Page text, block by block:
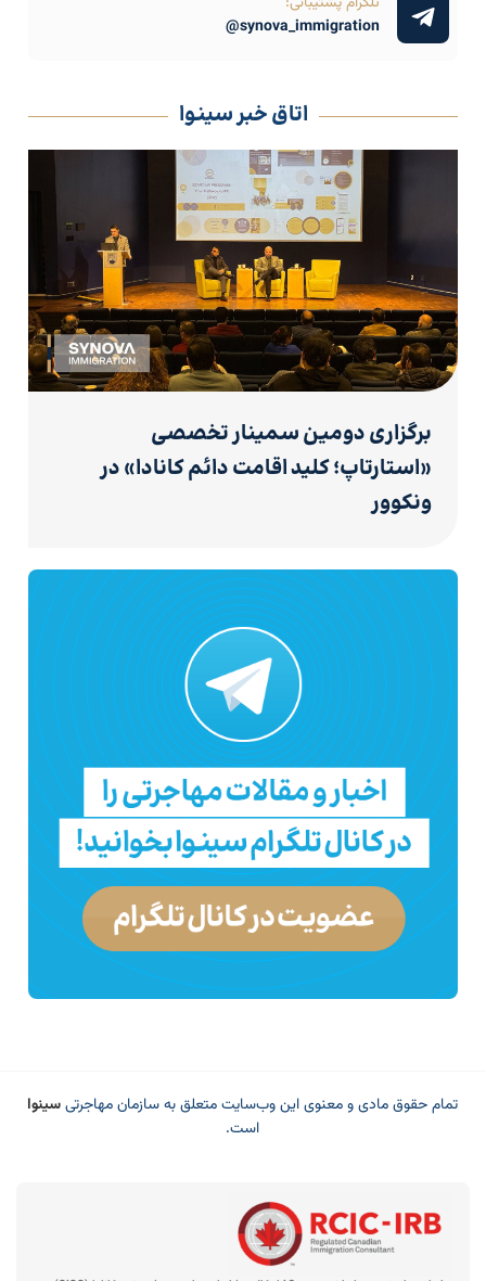
synova_immigration@
اتاق خبر سینوا
برگزاری دومین سمینار تخصصی
«استارتاپ؛ کلید اقامت دائم کانادا» در
ونکوور
تمام حقوق مادی و معنوی این وب‌سایت متعلق به سازمان مهاجرتیسینوا
است.